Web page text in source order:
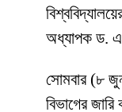
অধ্যাপক ড.
সোমবার (৮
বিভাগের